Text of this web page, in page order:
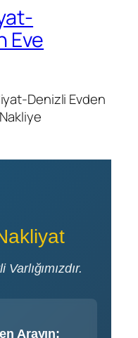
Eve
Denizli Evden
Arayın: